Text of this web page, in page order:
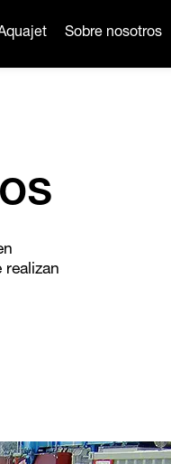
Sobre nosotros